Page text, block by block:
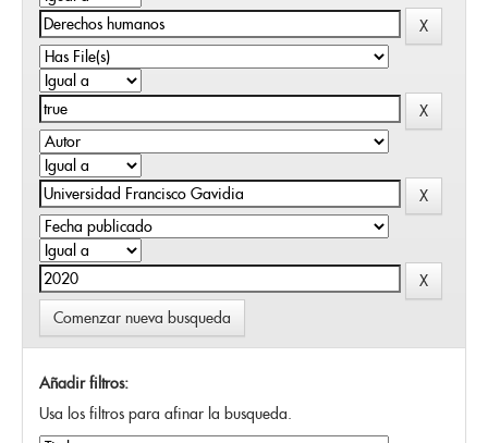
Comenzar nueva busqueda
Añadir filtros:
Usa los filtros para afinar la busqueda.